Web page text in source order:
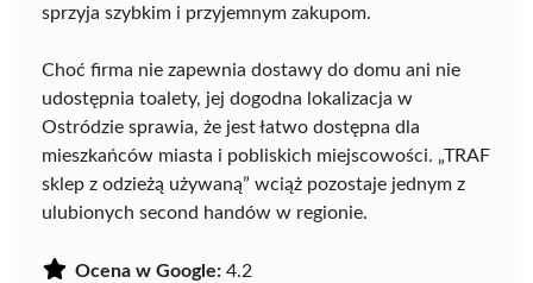
sprzyja szybkim i przyjemnym zakupom.
Choć firma nie zapewnia dostawy do domu ani nie
udostępnia toalety, jej dogodna lokalizacja w
Ostródzie sprawia, że jest łatwo dostępna dla
mieszkańców miasta i pobliskich miejscowości. „TRAF
sklep z odzieżą używaną” wciąż pozostaje jednym z
ulubionych second handów w regionie.
Ocena w Google: 4.2